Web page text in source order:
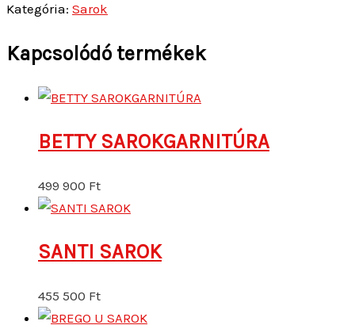
Kategória: Sarok
Kapcsolódó termékek
BETTY SAROKGARNITÚRA
499 900 Ft
SANTI SAROK
455 500 Ft